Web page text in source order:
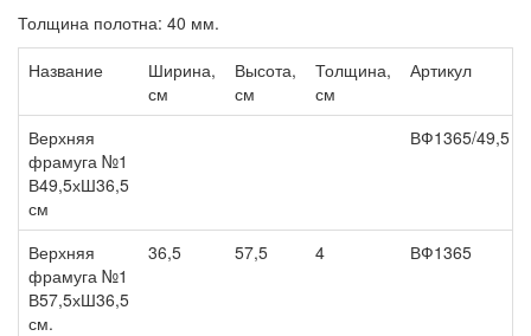
Толщина полотна: 40 мм.
Название
Ширина,
см
Высота,
см
Толщина,
см
Артикул
Верхняя
фрамуга №1
В49,5хШ36,5
см
ВФ1365/49,5
Верхняя
фрамуга №1
В57,5хШ36,5
см.
36,5 57,5 4 ВФ1365